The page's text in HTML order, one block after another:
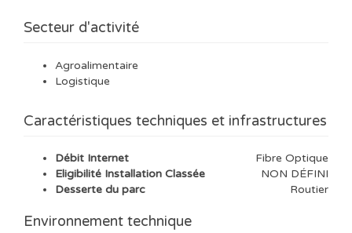
Secteur d'activité
Agroalimentaire
Logistique
Caractéristiques techniques et infrastructures
Débit Internet
Fibre Optique
Eligibilité Installation Classée
NON DÉFINI
Desserte du parc
Routier
Environnement technique